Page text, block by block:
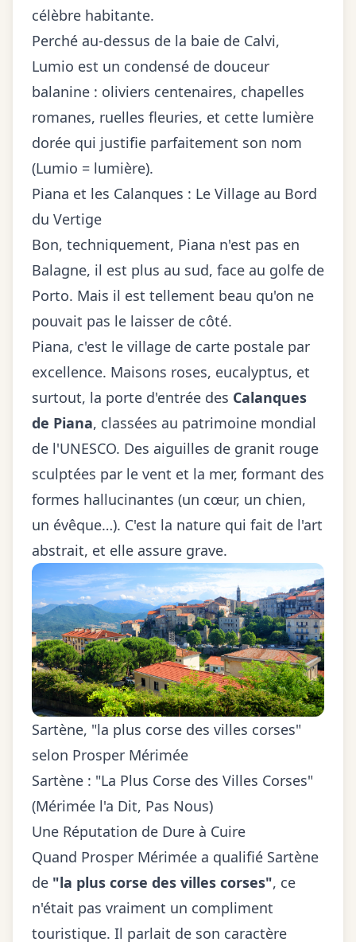
célèbre habitante.
Perché au-dessus de la baie de Calvi,
Lumio est un condensé de douceur
balanine : oliviers centenaires, chapelles
romanes, ruelles fleuries, et cette lumière
dorée qui justifie parfaitement son nom
(Lumio = lumière).
Piana et les Calanques : Le Village au Bord
du Vertige
Bon, techniquement, Piana n'est pas en
Balagne, il est plus au sud, face au golfe de
Porto. Mais il est tellement beau qu'on ne
pouvait pas le laisser de côté.
Piana, c'est le village de carte postale par
excellence. Maisons roses, eucalyptus, et
surtout, la porte d'entrée des Calanques
de Piana, classées au patrimoine mondial
de l'UNESCO. Des aiguilles de granit rouge
sculptées par le vent et la mer, formant des
formes hallucinantes (un cœur, un chien,
un évêque…). C'est la nature qui fait de l'art
abstrait, et elle assure grave.
Sartène, "la plus corse des villes corses"
selon Prosper Mérimée
Sartène : "La Plus Corse des Villes Corses"
(Mérimée l'a Dit, Pas Nous)
Une Réputation de Dure à Cuire
Quand Prosper Mérimée a qualifié Sartène
de "la plus corse des villes corses", ce
n'était pas vraiment un compliment
touristique. Il parlait de son caractère